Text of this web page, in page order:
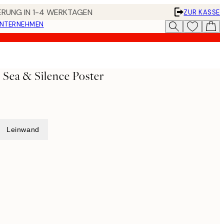
IN 1-4 WERKTAGEN
ZUR KASSE
& Silence Poster
Leinwand